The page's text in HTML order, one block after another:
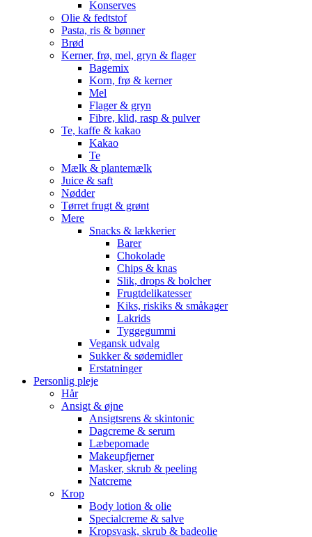
Konserves
Olie & fedtstof
Pasta, ris & bønner
Brød
Kerner, frø, mel, gryn & flager
Bagemix
Korn, frø & kerner
Mel
Flager & gryn
Fibre, klid, rasp & pulver
Te, kaffe & kakao
Kakao
Te
Mælk & plantemælk
Juice & saft
Nødder
Tørret frugt & grønt
Mere
Snacks & lækkerier
Barer
Chokolade
Chips & knas
Slik, drops & bolcher
Frugtdelikatesser
Kiks, riskiks & småkager
Lakrids
Tyggegummi
Vegansk udvalg
Sukker & sødemidler
Erstatninger
Personlig pleje
Hår
Ansigt & øjne
Ansigtsrens & skintonic
Dagcreme & serum
Læbepomade
Makeupfjerner
Masker, skrub & peeling
Natcreme
Krop
Body lotion & olie
Specialcreme & salve
Kropsvask, skrub & badeolie